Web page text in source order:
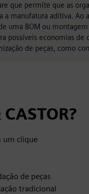
que permite que as
a manufatura aditiva.
uma BOM ou
possíveis economias
de peças, como
um clique
de peças
tradicional